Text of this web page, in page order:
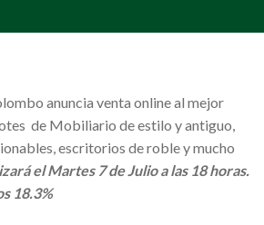
anuncia venta online al mejor
de Mobiliario de estilo y antiguo,
escritorios de roble y mucho
el Martes 7 de Julio a las 18 horas.
18.3%